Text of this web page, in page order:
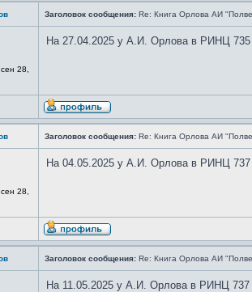
Заголовок сообщения: Re: Книга Орлова АИ
28,
На 27.04.2025 у А.И. Орлова в РИНЦ 735
Заголовок сообщения: Re: Книга Орлова АИ
28,
На 04.05.2025 у А.И. Орлова в РИНЦ 737
Заголовок сообщения: Re: Книга Орлова АИ
На 11.05.2025 у А.И. Орлова в РИНЦ 737